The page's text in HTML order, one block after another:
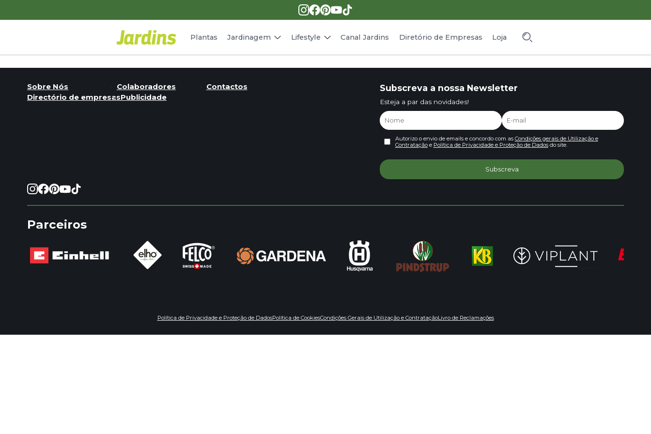
Plantas Jardinagem Lifestyle
Receitas
Canal Jardins Diretório de Empresas Loja
Sobre Nós Colaboradores
Contactos
Directório de empresasPublicidade
Subscreva a nossa Newsletter
Esteja a par das novidades!
Autorizo o envio de emails e concordo com as Condições gerais de Utilização e
Contrataçãoe Política de Privacidade e Proteção de Dadosdo site.
Parceiros
Política de Privacidade e Proteção de DadosPolítica de CookiesCondições Gerais de Utilização e ContrataçãoLivro de Reclamações